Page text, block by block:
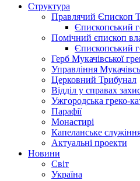
Структура
Правлячий Єпископ
Єпископський
Помічний єпископ
Єпископський
Герб Мукачівської
Управління
Церковний Трибунал
Відділ у справах
Ужгородська греко-
Парафії
Монастирі
Капеланське
Актуальні проекти
Новини
Світ
Україна